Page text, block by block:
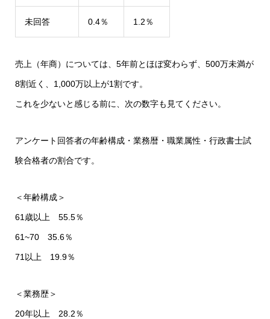
未回答 0.4％ 1.2％
売上（年商）については、5年前とほぼ変わらず、500万未満が
8割近く、1,000万以上が1割です。
これを少ないと感じる前に、次の数字も見てください。
アンケート回答者の年齢構成・業務暦・職業属性・行政書士試
験合格者の割合です。
＜年齢構成＞
61歳以上 55.5％
61~70 35.6％
71以上 19.9％
＜業務歴＞
20年以上 28.2％